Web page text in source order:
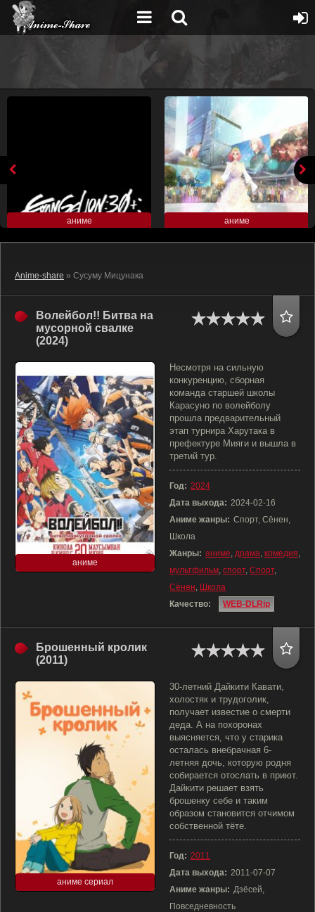
аниме аниме
Anime-share » Сусуму Мицунака
Волейбол!! Битва на
мусорной свалке
(2024)
аниме
Несмотря на сильную
конкуренцию, сборная
команда старшей школы
Карасуно по волейболу
прошла предварительный
этап турнира Харутака в
префектуре Мияги и вышла в
третий тур.
Год: 2024
Дата выхода: 2024-02-16
Аниме жанры: Спорт, Сёнен,
Школа
Жанры: аниме, драма, комедия,
мультфильм, спорт, Спорт,
Сёнен, Школа
Качество:
WEB-DLRip
Брошенный кролик
(2011)
аниме сериал
30-летний Дайкити Кавати,
холостяк и трудоголик,
получает известие о смерти
деда. А на похоронах
выясняется, что у старика
осталась внебрачная 6-
летняя дочь, которую родня
собирается отослать в приют.
Дайкити решает взять
брошенку себе и таким
образом становится отчимом
собственной тёте.
Год: 2011
Дата выхода: 2011-07-07
Аниме жанры: Дзёсей,
Повседневность